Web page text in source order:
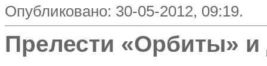
Опубликовано: 30-05-2012, 09:19.
Прелести «Орбиты» и